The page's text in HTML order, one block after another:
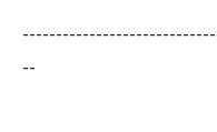
--